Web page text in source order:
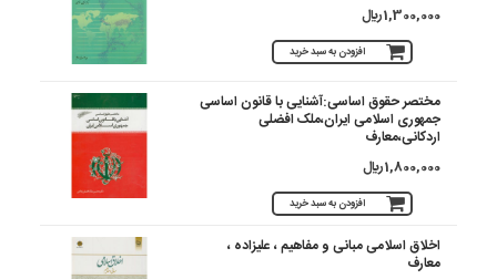
1,300,000 ريال
افزودن به سبد خرید
مختصر حقوق اساسی:آشنایی با قانون اساسی
جمهوری اسلامی ایران،ملک افضلی
اردکانی،معارف
1,800,000 ريال
افزودن به سبد خرید
اخلاق اسلامی مبانی و مفاهیم ، علیزاده ،
معارف